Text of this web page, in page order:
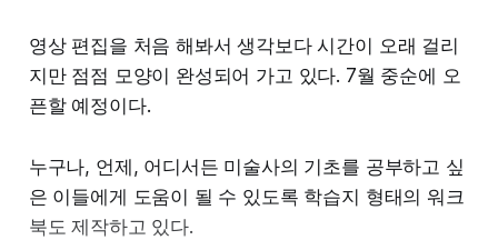
전시를 다 본 뒤에는 전시회에서만 판매하는 <The
Great Wave 쿠키 캔>도 만날 수 있습니다. 이 쿠키
때가 많았는데, 주제별로 논문을 찾아 읽고 나서야 비
로소 내용이 머리에 들어오기 시작했다.
검증해가는 과정, 작품을 분석해가는 과정, 그리고 납
득 가능한 해석이 무엇인지를 다양한 주제로 배우는
데 도움이 될 것이다.
영상 편집을 처음 해봐서 생각보다 시간이 오래 걸리
지만 점점 모양이 완성되어 가고 있다. 7월 중순에 오
픈할 예정이다.
누구나, 언제, 어디서든 미술사의 기초를 공부하고 싶
은 이들에게 도움이 될 수 있도록 학습지 형태의 워크
북도 제작하고 있다.